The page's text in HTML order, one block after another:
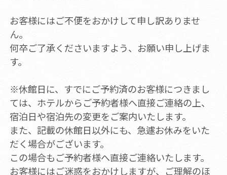
お客様にはご不便をおかけして申し訳ありませ
ん。
何卒ご了承くださいますよう、お願い申し上げま
す。
※休館日に、すでにご予約済のお客様につきまし
ては、ホテルからご予約者様へ直接ご連絡の上、
宿泊日や宿泊先の変更をご案内いたします。
また、記載の休館日以外にも、急遽お休みをいた
だく場合がございます。
この場合もご予約者様へ直接ご連絡いたします。
お客様にはご迷惑をおかけしますが、ご理解のほ